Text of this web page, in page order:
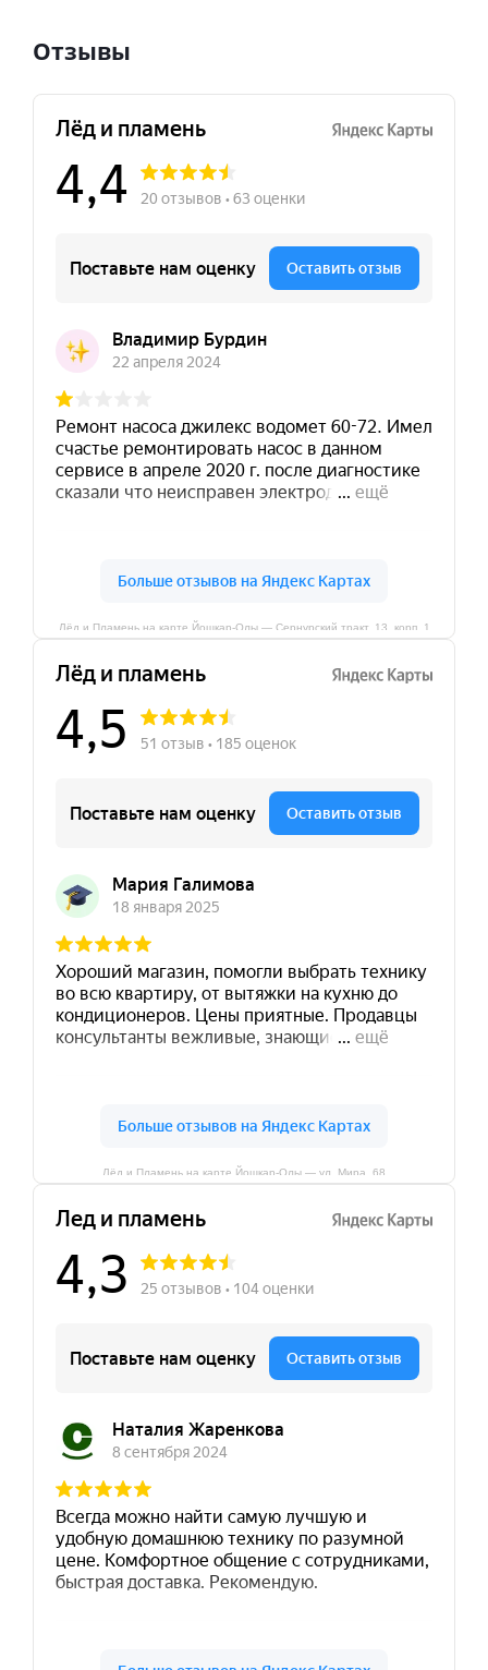
Отзывы
Лёд и Пламень на карте Йошкар‑Олы — Сернурский тракт, 13, корп. 1
Лёд и Пламень на карте Йошкар‑Олы — ул. Мира, 68